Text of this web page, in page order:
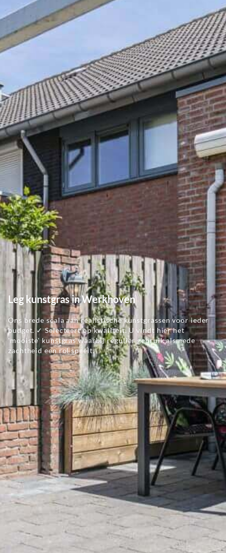
Leg kunstgras in Werkhoven
Ons brede scala aan realistische kunstgrassen voor ieder
budget. ✓ Selecteert op kwaliteit. U vindt hier het
'mooiste' kunstgras waarbij regulier gebruik alsmede
zachtheid een rol speelt.